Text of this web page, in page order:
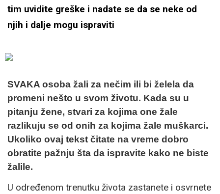
tim uvidite greške i nadate se da se neke od
njih i dalje mogu ispraviti
SVAKA osoba žali za nečim ili bi želela da
promeni nešto u svom životu. Kada su u
pitanju žene, stvari za kojima one žale
razlikuju se od onih za kojima žale muškarci.
Ukoliko ovaj tekst čitate na vreme dobro
obratite pažnju šta da ispravite kako ne biste
žalile.
U određenom trenutku života zastanete i osvrnete